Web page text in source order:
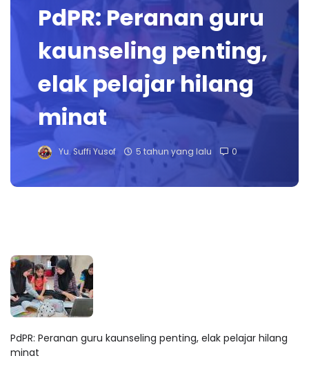
PdPR: Peranan guru
kaunseling penting,
elak pelajar hilang
minat
Yu. Suffi Yusof 5 tahun yang lalu 0
PdPR: Peranan guru kaunseling penting, elak pelajar hilang
minat